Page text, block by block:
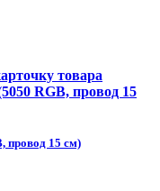
товара
провод 15 см)